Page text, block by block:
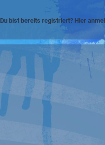
Du bist bereits registriert? Hier